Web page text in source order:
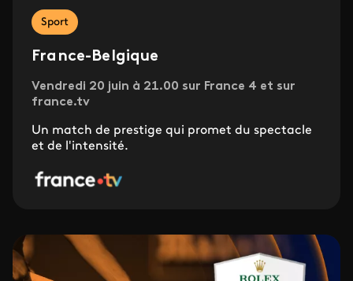
Sport
France-Belgique
Vendredi 20 juin à 21.00 sur France 4 et sur
france.tv
Un match de prestige qui promet du spectacle
et de l'intensité.